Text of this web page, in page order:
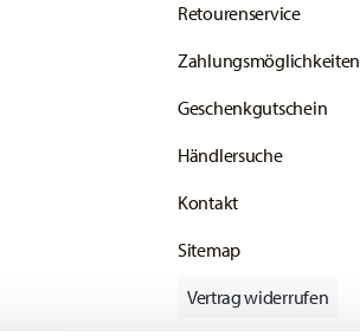
Retourenservice
Zahlungsmöglichkeiten
Geschenkgutschein
Händlersuche
Kontakt
Sitemap
Vertrag widerrufen